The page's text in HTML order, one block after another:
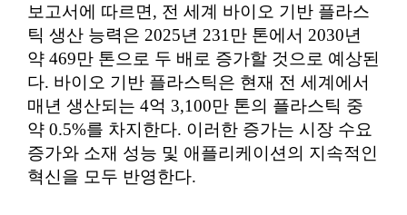
보고서에 따르면, 전 세계 바이오 기반 플라스
틱 생산 능력은 2025년 231만 톤에서 2030년
약 469만 톤으로 두 배로 증가할 것으로 예상된
다. 바이오 기반 플라스틱은 현재 전 세계에서
매년 생산되는 4억 3,100만 톤의 플라스틱 중
약 0.5%를 차지한다. 이러한 증가는 시장 수요
증가와 소재 성능 및 애플리케이션의 지속적인
혁신을 모두 반영한다.